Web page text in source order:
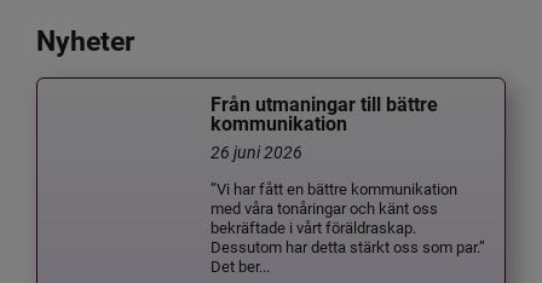
Nyheter
Från utmaningar till bättre
kommunikation
26 juni 2026
”Vi har fått en bättre kommunikation
med våra tonåringar och känt oss
bekräftade i vårt föräldraskap.
Dessutom har detta stärkt oss som par.”
Det ber...